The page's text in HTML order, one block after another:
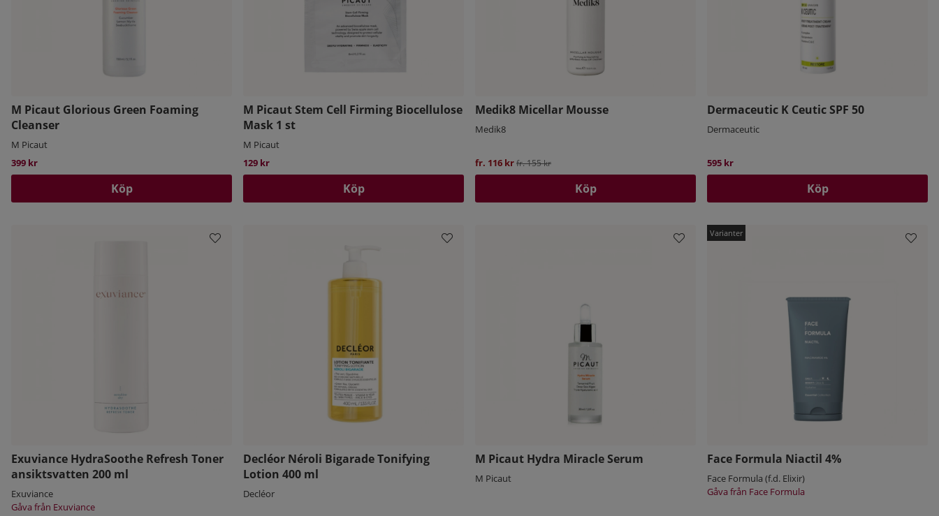
M Picaut Glorious Green Foaming
Cleanser
M Picaut
399 kr
Köp
M Picaut Stem Cell Firming Biocellulose
Mask 1 st
M Picaut
129 kr
Köp
Medik8 Micellar Mousse
Medik8
fr. 116 krOrdinarie pris:
fr. 155 kr
Köp
Dermaceutic K Ceutic SPF 50
Dermaceutic
595 kr
Köp
Exuviance HydraSoothe Refresh Toner
ansiktsvatten 200 ml
Exuviance
Gåva från Exuviance
Decléor Néroli Bigarade Tonifying
Lotion 400 ml
Decléor
M Picaut Hydra Miracle Serum
M Picaut
Face Formula Niactil 4%
Face Formula (f.d. Elixir)
Gåva från Face Formula